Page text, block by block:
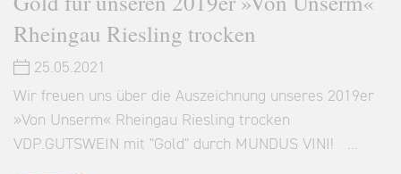
Rheingau Riesling trocken
25.05.2021
Wir freuen uns über die Auszeichnung unseres 2019er
»Von Unserm« Rheingau Riesling trocken
VDP.GUTSWEIN mit "Gold" durch MUNDUS VINI! …